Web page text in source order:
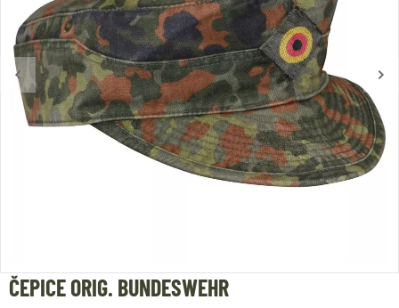
ČEPICE ORIG. BUNDESWEHR